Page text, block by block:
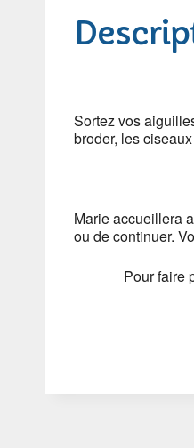
Sortez vos
broder, les
Marie accueillera
ou de continuer.
Pour faire